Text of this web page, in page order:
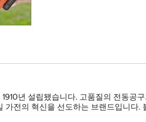
년 설립됐습니다. 고품질의 전동공
전의 혁신을 선도하는 브랜드입니다